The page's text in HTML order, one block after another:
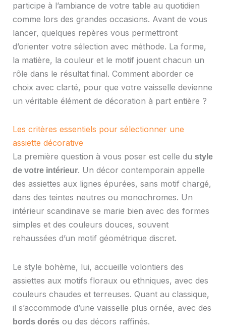
participe à l’ambiance de votre table au quotidien
comme lors des grandes occasions. Avant de vous
lancer, quelques repères vous permettront
d’orienter votre sélection avec méthode. La forme,
la matière, la couleur et le motif jouent chacun un
rôle dans le résultat final. Comment aborder ce
choix avec clarté, pour que votre vaisselle devienne
un véritable élément de décoration à part entière ?
Les critères essentiels pour sélectionner une
assiette décorative
La première question à vous poser est celle du style
de votre intérieur. Un décor contemporain appelle
des assiettes aux lignes épurées, sans motif chargé,
dans des teintes neutres ou monochromes. Un
intérieur scandinave se marie bien avec des formes
simples et des couleurs douces, souvent
rehaussées d’un motif géométrique discret.
Le style bohème, lui, accueille volontiers des
assiettes aux motifs floraux ou ethniques, avec des
couleurs chaudes et terreuses. Quant au classique,
il s’accommode d’une vaisselle plus ornée, avec des
bords dorésou des décors raffinés.